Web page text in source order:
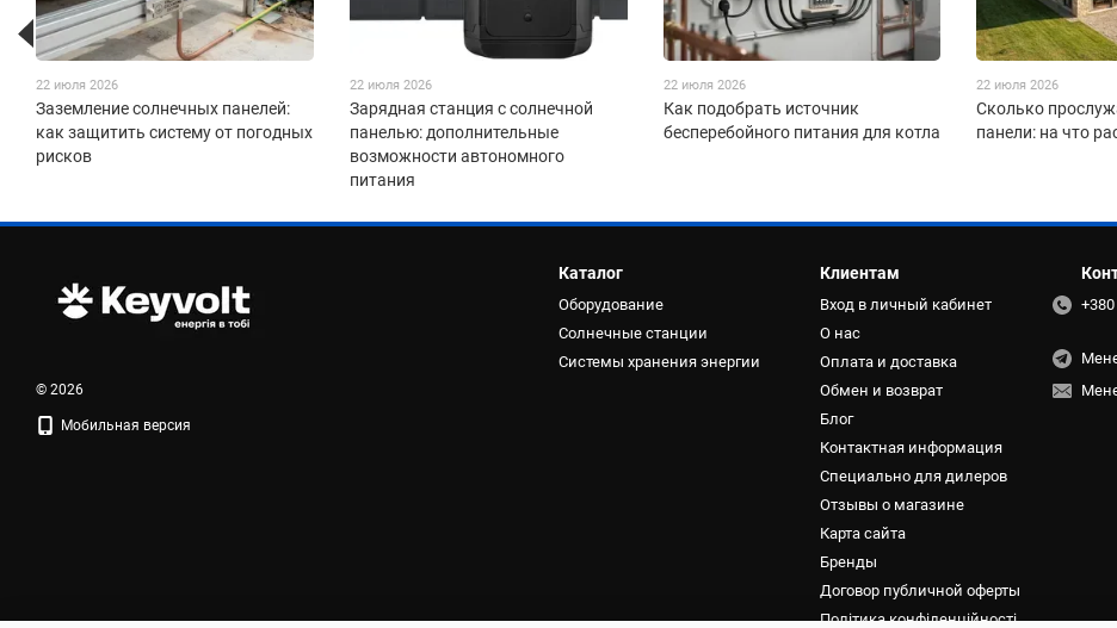
22 июля 2026
Заземление солнечных панелей:
как защитить систему от погодных
рисков
22 июля 2026
Зарядная станция с солнечной
панелью: дополнительные
возможности автономного
питания
22 июля 2026
Как подобрать источник
бесперебойного питания для котла
22 июля 2026
Сколько
панели: на что
© 2026
Мобильная версия
Каталог
Оборудование
Солнечные станции
Системы хранения энергии
Клиентам
Вход в личный кабинет
О нас
Оплата и доставка
Обмен и возврат
Блог
Контактная информация
Специально для дилеров
Отзывы о магазине
Карта сайта
Бренды
Договор публичной оферты
Політика конфіденційності